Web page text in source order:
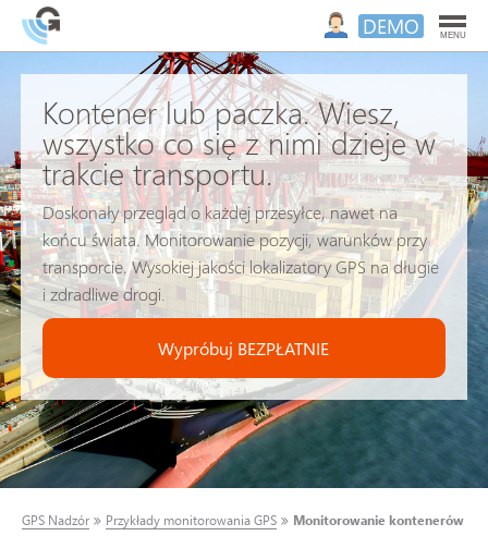
DEMO MENU
Kontener lub paczka. Wiesz,
wszystko co się z nimi dzieje w
trakcie transportu.
Doskonały przegląd o każdej przesyłce, nawet na
końcu świata. Monitorowanie pozycji, warunków przy
transporcie. Wysokiej jakości lokalizatory GPS na długie
i zdradliwe drogi.
Wypróbuj BEZPŁATNIE
GPS Nadzór Przykłady monitorowania GPS Monitorowanie kontenerów